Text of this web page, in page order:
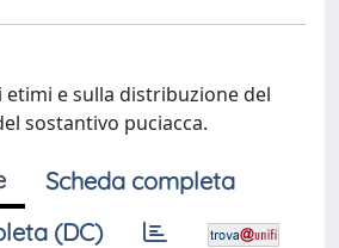
etimi e sulla distribuzione del
sostantivo puciacca.
Scheda completa
(DC)